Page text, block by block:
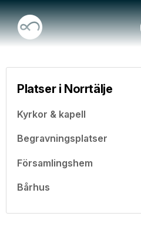
Platser i Norrtälje
Kyrkor & kapell
Begravningsplatser
Församlingshem
Bårhus